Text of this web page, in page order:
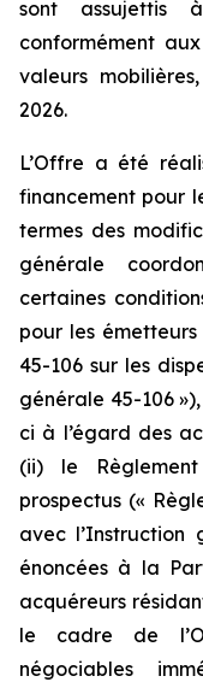
sont assujettis
conformément
valeurs
2026.
L’Offre a été
financement pour
termes des
générale
certaines
pour les
45-106 sur les
générale 45-106
ci à l’égard des
(ii) le
prospectus («
avec l’Instruction
énoncées à la
acquéreurs
le cadre de
négociables